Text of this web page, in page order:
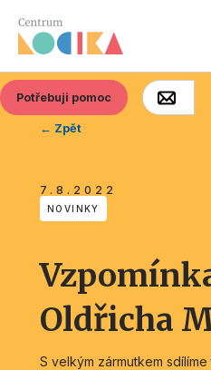
Potřebuji pomoc
← Zpět
7.8.2022
NOVINKY
Oldřicha
S velkým zármutkem